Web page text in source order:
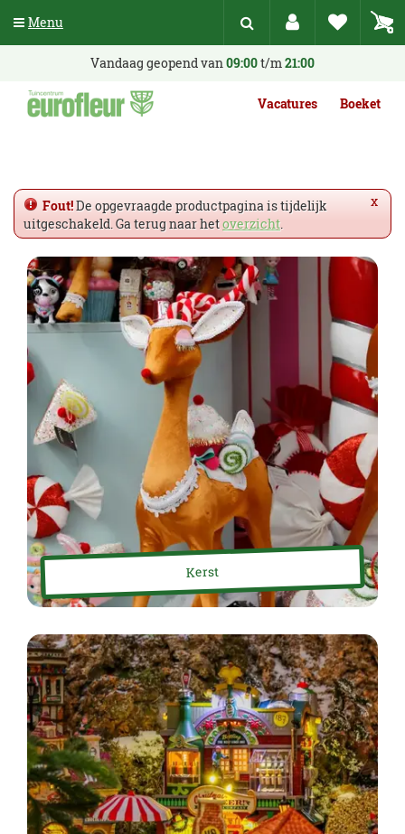
n
Vandaag geopend van09:00t/m21:00
Vacatures Boeket
x
Fout!De opgevraagde productpagina is tijdelijk
uitgeschakeld. Ga terug naar hetoverzicht.
Kerst
Menu